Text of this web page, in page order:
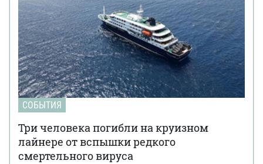
СОБЫТИЯ
Три человека погибли на круизном
лайнере от вспышки редкого
смертельного вируса